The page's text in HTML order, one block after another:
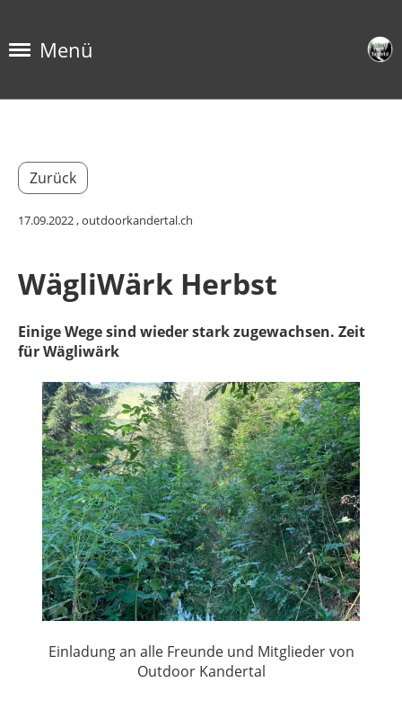
Menü
Zurück
17.09.2022, outdoorkandertal.ch
WägliWärk Herbst
Einige Wege sind wieder stark zugewachsen. Zeit
für Wägliwärk
Einladung an alle Freunde und Mitglieder von
Outdoor Kandertal